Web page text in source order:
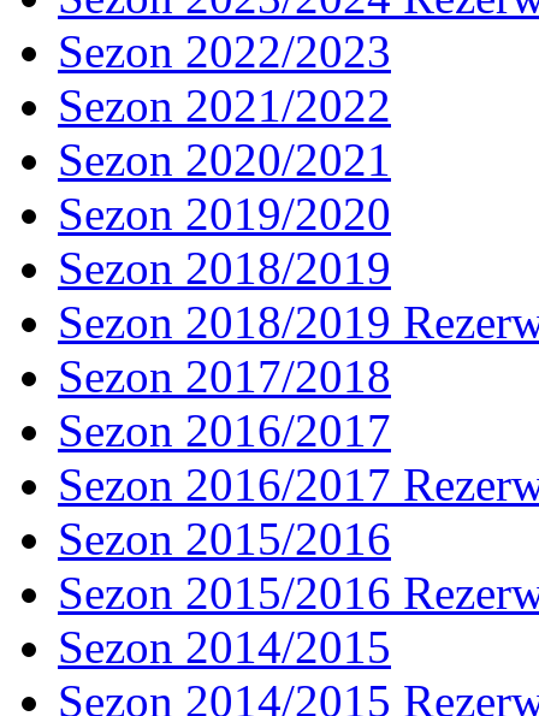
Sezon 2022/2023
Sezon 2021/2022
Sezon 2020/2021
Sezon 2019/2020
Sezon 2018/2019
Sezon 2018/2019
Sezon 2017/2018
Sezon 2016/2017
Sezon 2016/2017
Sezon 2015/2016
Sezon 2015/2016
Sezon 2014/2015
Sezon 2014/2015